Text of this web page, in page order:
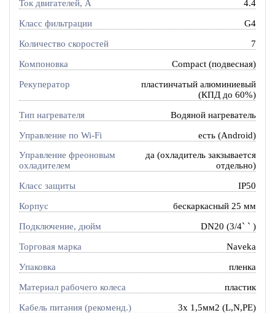
Ток двигателей, А 4.4
Класс фильтрации G4
Количество скоростей 7
Компоновка Compact (подвесная)
Рекуператор
пластинчатый алюминиевый
(КПД до 60%)
Тип нагревателя Водяной нагреватель
Управление по Wi-Fi есть (Android)
Управление фреоновым
охладителем
да (охладитель закзывается
отдельно)
Класс защиты IP50
Корпус бескаркасный 25 мм
Подключение, дюйм DN20 (3/4` ` )
Торговая марка Naveka
Упаковка пленка
Материал рабочего колеса пластик
Кабель питания (рекоменд.) 3х 1,5мм2 (L,N,PE)